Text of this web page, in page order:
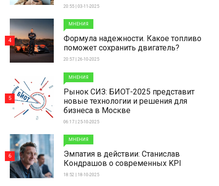
20:55 | 03-11-2025
МНЕНИЯ
Формула надежности. Какое топливо
поможет сохранить двигатель?
20:57 | 26-10-2025
4
МНЕНИЯ
Рынок СИЗ: БИОТ-2025 представит
новые технологии и решения для
бизнеса в Москве
06:17 | 25-10-2025
5
МНЕНИЯ
Эмпатия в действии: Станислав
Кондрашов о современных KPI
18:52 | 18-10-2025
6